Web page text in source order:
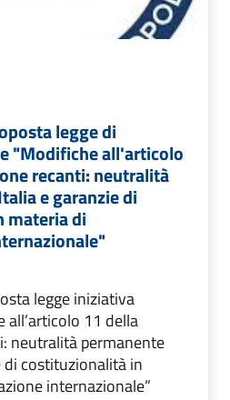
legge di
"Modifiche all'articolo
recanti: neutralità
e garanzie di
materia di
legge iniziativa
all’articolo 11 della
neutralità permanente
di costituzionalità in
internazionale”